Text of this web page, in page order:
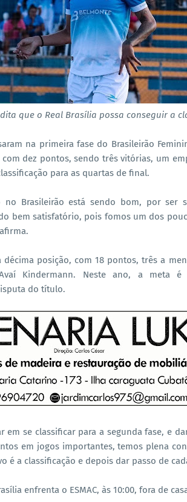
que o Real Brasília possa conseguir a
na primeira fase do Brasileirão
dez pontos, sendo três vitórias, um
para as quartas de final.
no Brasileirão está sendo bom, por ser
bem satisfatório, pois fomos um dos
posição, com 18 pontos, três a
Kindermann. Neste ano, a meta é
do título.
em se classificar para a segunda fase, e
em jogos importantes, temos plena
é a classificação e depois dar passo de
enfrenta o ESMAC, às 10:00, fora de